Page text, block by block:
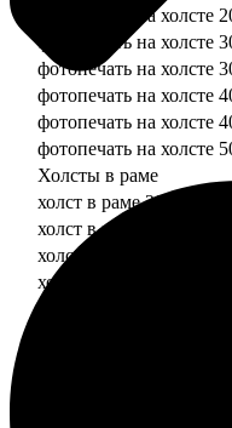
фотопечать на холсте
фотопечать на холсте
фотопечать на холсте
фотопечать на холсте
фотопечать на холсте
фотопечать на холсте
Холсты в раме
холст в раме 20х20
холст в раме 20х30
холст в раме 30х30
холст в раме 30х40